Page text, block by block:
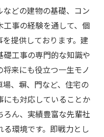
どの建物の基礎、コン
工事の経験を通して、個
提供しております。建
工事の専門的な知識や
来にも役立つ一生モノ
、塀、門など、住宅の
にも対応していることか
ろん、実績豊富な先輩社
環境です。即戦力とし